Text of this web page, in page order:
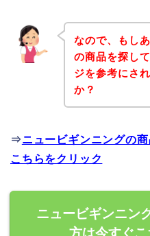
なので、もし
の商品を探し
ジを参考にさ
か？
⇒ニュービギンニングの
こちらをクリック
ニュービギンニン
方は今すぐ